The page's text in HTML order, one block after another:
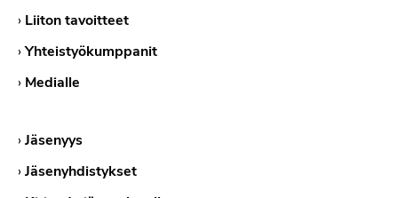
› Liiton tavoitteet
›Yhteistyökumppanit
› Medialle
›Jäsenyys
›Jäsenyhdistykset